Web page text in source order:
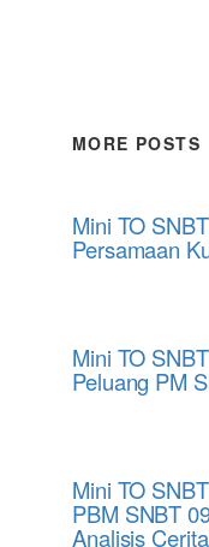
MORE POSTS
Mini TO
Persamaan
Mini TO
Peluang PM
Mini TO
PBM SNBT
Analisis